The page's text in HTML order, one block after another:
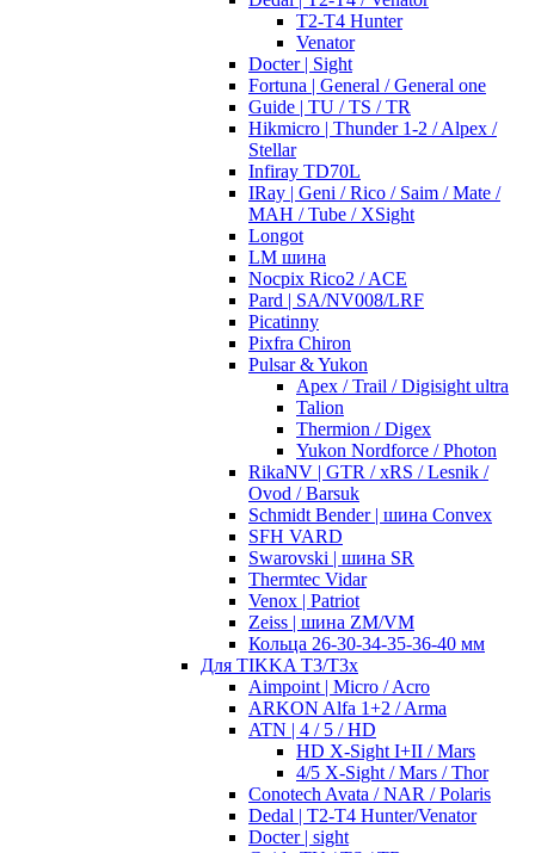
T2-T4 Hunter
Venator
Docter | Sight
Fortuna | General / General one
Guide | TU / TS / TR
Hikmicro | Thunder 1-2 / Alpex /
Stellar
Infiray TD70L
IRay | Geni / Rico / Saim / Mate /
MAH / Tube / XSight
Longot
LM шина
Nocpix Rico2 / ACE
Pard | SA/NV008/LRF
Picatinny
Pixfra Chiron
Pulsar & Yukon
Apex / Trail / Digisight ultra
Talion
Thermion / Digex
Yukon Nordforce / Photon
RikaNV | GTR / xRS / Lesnik /
Ovod / Barsuk
Schmidt Bender | шина Convex
SFH VARD
Swarovski | шина SR
Thermtec Vidar
Venox | Patriot
Zeiss | шина ZM/VM
Кольца 26-30-34-35-36-40 мм
Для TIKKA T3/T3x
Aimpoint | Micro / Acro
ARKON Alfa 1+2 / Arma
ATN | 4 / 5 / HD
HD X-Sight I+II / Mars
4/5 X-Sight / Mars / Thor
Conotech Avata / NAR / Polaris
Dedal | T2-T4 Hunter/Venator
Docter | sight